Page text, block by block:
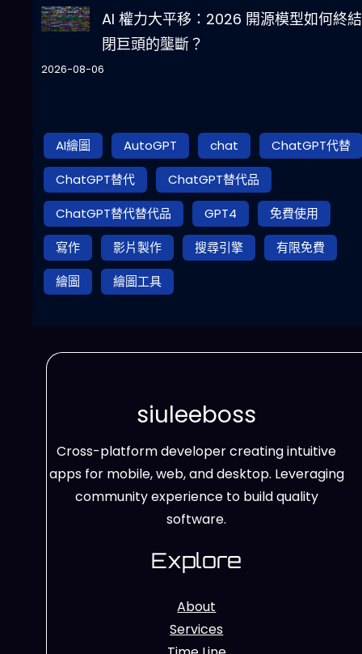
AI 權力大平移：2026 開源模型如何終
閉巨頭的壟斷？
2026-08-06
AI繪圖 AutoGPT chat
ChatGPT代替
ChatGPT替代
ChatGPT替代品
ChatGPT替代替代品
GPT4
免費使用
寫作
影片製作 搜尋引擎
有限免費
繪圖
繪圖工具
siuleeboss
Cross-platform developer creating intuitive
apps for mobile, web, and desktop. Leveraging
community experience to build quality
software.
Explore
About
Services